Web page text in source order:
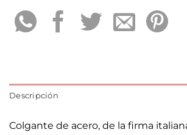
Descripción
Colgante de acero, de la firma